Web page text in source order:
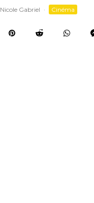
Nicole Gabriel · Cinéma